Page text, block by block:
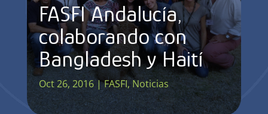
FASFI Andalucía,
colaborando con
Bangladesh y Haití
Oct 26, 2016|FASFI,Noticias